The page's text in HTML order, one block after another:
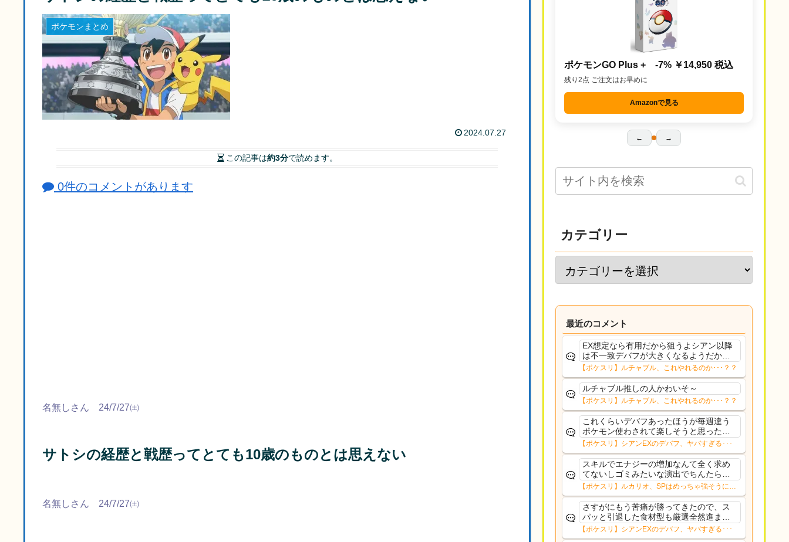
ポケモンまとめ
2024.07.27
この記事は約3分で読めます。
0件のコメントがあります
名無しさん 24/7/27㈯
サトシの経歴と戦歴ってとても10歳のものとは思えない
名無しさん 24/7/27㈯
ポケモンGO Plus + -7% ￥14,950 税込
残り2点 ご注文はお早めに
Amazonで見る
← →
カテゴリー
最近のコメント
EX想定なら有用だから狙うよシアン以降
は不一致デバフが大きくなるようだから
食材役の択も増やしておきたい
【ポケスリ】ルチャブル、これやれるのか･･･？？
ルチャブル推しの人かわいそ～
【ポケスリ】ルチャブル、これやれるのか･･･？？
これくらいデバフあったほうが毎週違う
ポケモン使わされて楽しそうと思ったけ
どここの雰囲気見てるとそう思えるのは
手持ち揃ってるからなのかももうちょい
バフあってもよかったかもね
【ポケスリ】シアンEXのデバフ、ヤバすぎる･･･
スキルでエナジーの増加なんて全く求め
てないしゴミみたいな演出でちんたら長
いしもう使わんからルカリオに入れた金
種マジで返してほしいわ
【ポケスリ】ルカリオ、SPはめっちゃ強そうにな
ったな
さすがにもう苦痛が勝ってきたので、ス
パッと引退した食材型も厳選全然進まん
っていうかAAAですら出てこなくなった
しもういいやなんか、疲れた
【ポケスリ】シアンEXのデバフ、ヤバすぎる･･･